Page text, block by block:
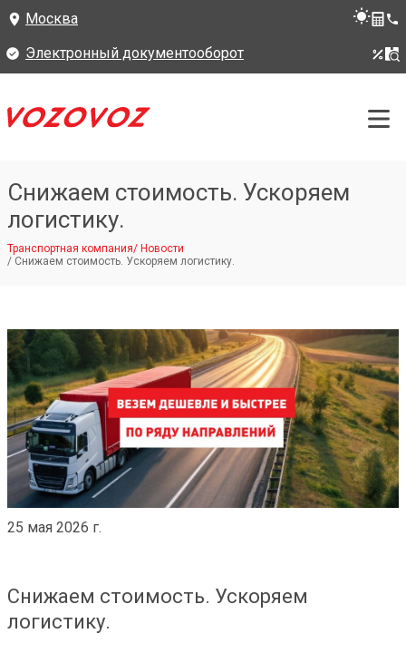
Москва
Электронный документооборот
Снижаем стоимость. Ускоряем
логистику.
Транспортная компания/ Новости
/ Снижаем стоимость. Ускоряем логистику.
25 мая 2026 г.
Снижаем стоимость. Ускоряем
логистику.